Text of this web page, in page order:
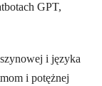
GPT,
i języka
i potężnej